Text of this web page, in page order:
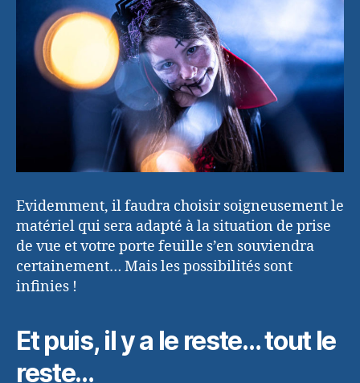
Evidemment, il faudra choisir soigneusement le
matériel qui sera adapté à la situation de prise
de vue et votre porte feuille s’en souviendra
certainement… Mais les possibilités sont
infinies !
Et puis, il y a le reste… tout le
reste…